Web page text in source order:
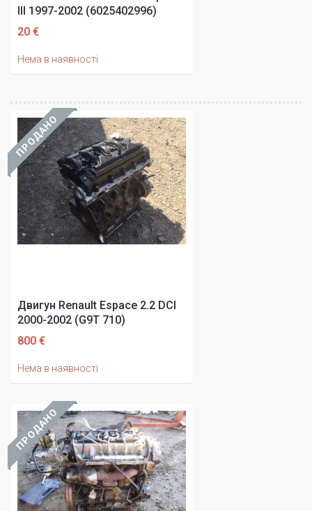
III 1997-2002 (6025402996)
20 €
Нема в наявності
ПРОДАНО
Двигун Renault Espace 2.2 DCI
2000-2002 (G9T 710)
800 €
Нема в наявності
ПРОДАНО